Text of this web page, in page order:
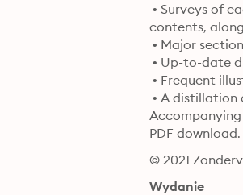
• Surveys of
contents,
• Major
• Up-to-date
• Frequent
• A distillation
PDF download.
© 2021
Wydanie